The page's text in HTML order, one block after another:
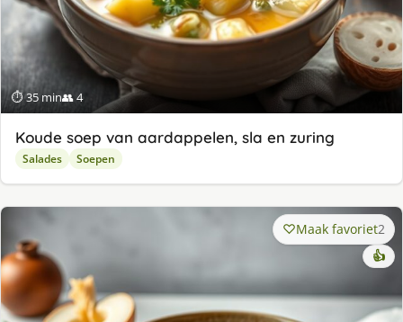
⏱ 35 min👥 4
Koude soep van aardappelen, sla en zuring
Salades Soepen
Maak favoriet2
👍